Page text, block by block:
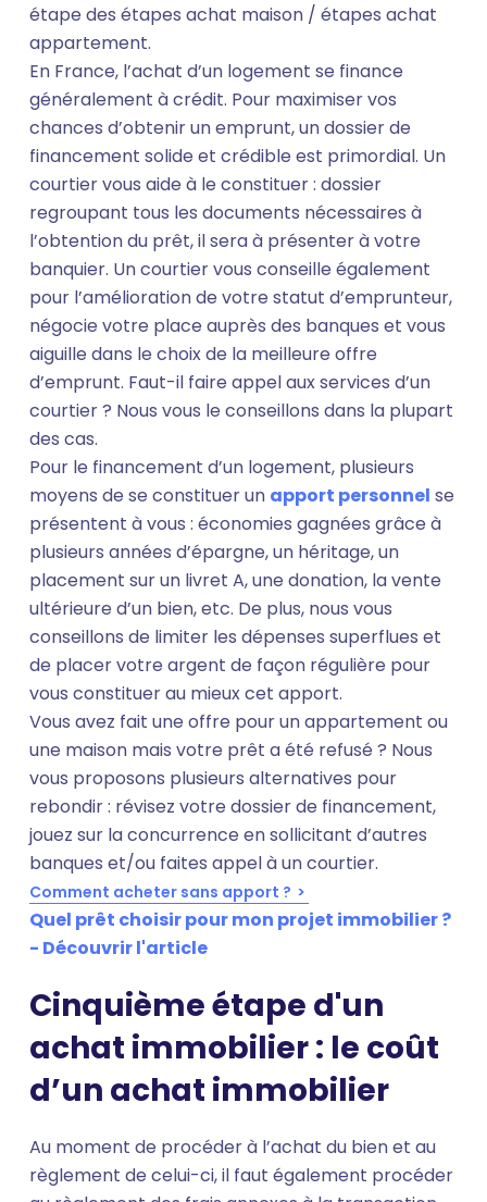
étape des étapes achat maison / étapes achat
appartement.
En France, l’achat d’un logement se finance
généralement à crédit. Pour maximiser vos
chances d’obtenir un emprunt, un dossier de
financement solide et crédible est primordial. Un
courtier vous aide à le constituer : dossier
regroupant tous les documents nécessaires à
l’obtention du prêt, il sera à présenter à votre
banquier. Un courtier vous conseille également
pour l’amélioration de votre statut d’emprunteur,
négocie votre place auprès des banques et vous
aiguille dans le choix de la meilleure offre
d’emprunt. Faut-il faire appel aux services d’un
courtier ? Nous vous le conseillons dans la plupart
des cas.
Pour le financement d’un logement, plusieurs
moyens de se constituer un apport personnel se
présentent à vous : économies gagnées grâce à
plusieurs années d’épargne, un héritage, un
placement sur un livret A, une donation, la vente
ultérieure d’un bien, etc. De plus, nous vous
conseillons de limiter les dépenses superflues et
de placer votre argent de façon régulière pour
vous constituer au mieux cet apport.
Vous avez fait une offre pour un appartement ou
une maison mais votre prêt a été refusé ? Nous
vous proposons plusieurs alternatives pour
rebondir : révisez votre dossier de financement,
jouez sur la concurrence en sollicitant d’autres
banques et/ou faites appel à un courtier.
Comment acheter sans apport ?
Quel prêt choisir pour mon projet immobilier ?
- Découvrir l'article
Cinquième étape d'un
achat immobilier : le coût
d’un achat immobilier
Au moment de procéder à l’achat du bien et au
règlement de celui-ci, il faut également procéder